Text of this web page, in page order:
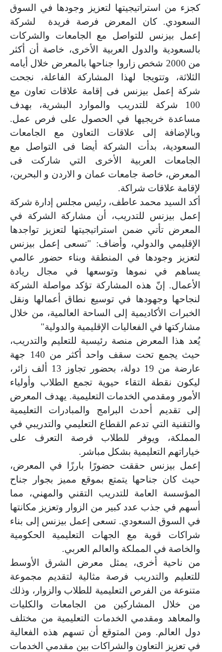
كجزء من استراتيجيتها لتعزيز وجودها في السوق
السعودي. كان المعرض فرصة فريدة
لشركة
إعمل بيزنس للتواصل مع الجامعات والشركات
بالسعودية والدول العربية الأخرى، خاصة أن أكثر
من 2000 شخص زاروا جناحها بالمعرض خلال أيامه
الثلاثة، وتتويجا لهذا المشاركة الفاعلة، نجحت
شركة إعمل بيزنس فى إقامة علاقات تعاون مع
100 شركة للتدريب والموارد البشرية، بهدف
مساعدة خريجيها في الحصول على فرص عمل.
وبالإضافة إلى علاقات التعاون مع الجامعات
السعودية، بدأت الشركة أيضا فى التواصل مع
الجامعات العربية الأخرى التي شاركت فى
المعرض، خاصة جامعات عمان و الاردن و البحرين،
لإقامة علاقات شراكة.
أكد السيد محمد عاطف، رئيس مجلس إدارة شركة
إعمل بيزنس للتدريب، أن مشاركة الشركة في
المعرض تأتي ضمن استراتيجيتها لتعزيز تواجدها
الإقليمي والدولي، وأضاف: "تسعى إعمل بيزنس
لتعزيز وجودها في المنطقة وبناء حضور عالمي
يساهم في نموها وتوسعها في مجال ريادة
الأعمال. إنّ هذه المشاركة تؤكد مواصلة الشركة
لنجاحها وجهودها في توسيع نطاق أعمالها ونقل
الخبرات الأكاديمية إلى الساحة العالمية، من خلال
مشاركتها في الفعاليات الإقليمية والدولية"
يُعد هذا المعرض منصة رئيسية للتعليم والتدريب،
حيث يجمع تحت سقف واحد أكثر من 140 جهة
عارضة من 19 دولة، بحضور تجاوز 13 ألف زائر،
ليكون نقطة التقاء حيوية تجمع الطلاب وأولياء
الأمور ومقدمي الخدمات التعليمية. يهدف المعرض
إلى تقديم أحدث البرامج والمبادرات التعليمية
والتقنية التي تدعم القطاع التعليمي والتدريبي في
المملكة، ويوفر للطلاب فرصة التعرف على
خياراتهم التعليمية بشكل مباشر .
إعمل بيزنس حققت حضورًا بارزًا في المعرض،
حيث كان جناحها يتمتع بموقع مميز بجوار جناح
المؤسسة العامة للتدريب التقني والمهني، مما
أسهم في جذب عدد كبير من الزوار وتعزيز مكانتها
في السوق السعودي. تسعى إعمل بيزنس إلى بناء
شراكات قوية مع الجهات التعليمية الحكومية
والخاصة في المملكة والعالم العربي.
من ناحية أخرى، يمثل معرض الشرق الأوسط
للتعليم والتدريب فرصة مثالية لتقديم مجموعة
متنوعة من الفرص التعليمية للطلاب والزوار، وذلك
من خلال المشاركين من الجامعات والكليات
والمعاهد ومقدمي الخدمات التعليمية من مختلف
دول العالم. ومن المتوقع أن تسهم هذه الفعالية
في تعزيز التعاون والشراكات بين مقدمي الخدمات